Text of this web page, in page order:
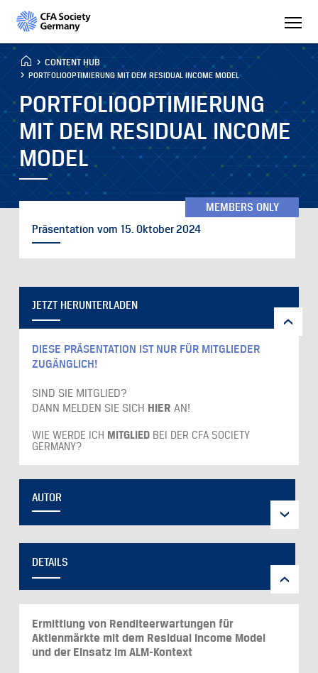
CONTENT HUB
PORTFOLIOOPTIMIERUNG MIT DEM RESIDUAL INCOME MODEL
PORTFOLIOOPTIMIERUNG
MIT DEM RESIDUAL INCOME
MODEL
Präsentation vom 15. Oktober 2024
MEMBERS ONLY
DETAILS
Ermittlung von Renditeerwartungen für
Aktienmärkte mit dem Residual Income Model
und der Einsatz im ALM-Kontext
JETZT HERUNTERLADEN
DIESE PRÄSENTATION IST NUR FÜR MITGLIEDER
ZUGÄNGLICH!
SIND SIE MITGLIED?
DANN MELDEN SIE SICH HIER AN!
WIE WERDE ICH MITGLIED BEI DER CFA SOCIETY
GERMANY?
AUTOR